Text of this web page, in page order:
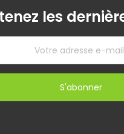
les
S'abonner